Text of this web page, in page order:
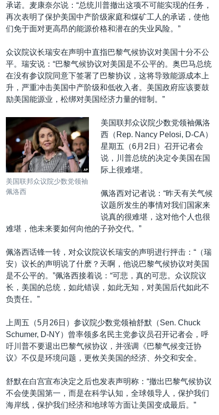
承诺。麦康奈尔说：“总统川普撤出这项不可能实现的任务，
再次表明了保护美国中产阶级家庭和煤矿工人的承诺，使他
们免于面对更高昂的能源价格和潜在的失业风险。”
众议院议长瑞安在声明中直指巴黎气候协议对美国十分不公
平。瑞安说：“巴黎气候协议对美国是不公平的。奥巴马总统
在没有参议院同意下签署了巴黎协议，这将导致能源成本上
升，严重冲击美国中产阶级和低收入者。美国政府应该要鼓
励美国能源业，松绑对美国经济力量的钳制。”
美国联邦众议院少数党领袖
佩洛西
美国联邦众议院少数党领袖佩洛
西（Rep. Nancy Pelosi, D-CA）
星期五（6月2日）召开记者会
说，川普总统的决定令美国在国
际上很难堪。
佩洛西对记者说：“昨天有关气候
议题所发生的事情对我们国家来
说真的很难堪，这对他个人也很
难堪，他未来要如何向他的子孙交代。”
佩洛西话锋一转，对众议院议长瑞安的声明进行抨击：“（瑞
安）议长的声明说了什麽？天啊，他说巴黎气候协议对美国
是不公平的。”佩洛西接着说：“可悲，真的可悲。众议院议
长，美国的总统，如此错误，如此无知，对美国后代如此不
负责任。”
上周五（5月26日）参议院少数党领袖舒默（Sen. Chuck
Schumer, D-NY）曾率领多名民主党参议员召开记者会，呼
吁川普不要退出巴黎气候协议，并强调《巴黎气候变迁协
议》不仅是环境问题，更攸关美国的经济、外交和安全。
舒默在白宫宣布决定之后也发表声明称：“撤出巴黎气候协议
不会使美国第一，而是在科学认知，全球领导人，保护我们
海岸线，保护我们经济和地球等方面让美国变成最后。”